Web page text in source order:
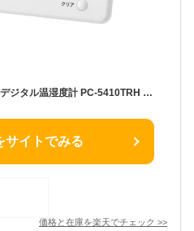
温湿度計 デジタル 室内 高精度 デジタル温湿度計 PC-5410TRH 大画面 見やすい大型表示 警報機能 壁掛け 卓上 アラーム 佐藤計量器/SATO
サイトでみる
価格と在庫を楽天でチェック >>